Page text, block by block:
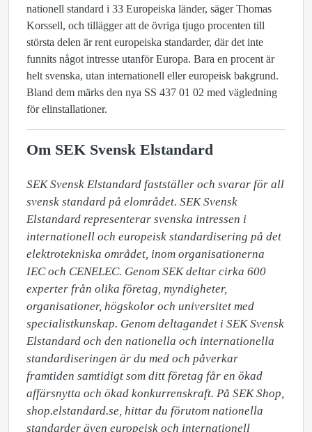
nationell standard i 33 Europeiska länder, säger Thomas
Korssell, och tillägger att de övriga tjugo procenten till
största delen är rent europeiska standarder, där det inte
funnits något intresse utanför Europa. Bara en procent är
helt svenska, utan internationell eller europeisk bakgrund.
Bland dem märks den nya SS 437 01 02 med vägledning
för elinstallationer.
Om SEK Svensk Elstandard
SEK Svensk Elstandard fastställer och svarar för all
svensk standard på elområdet. SEK Svensk
Elstandard representerar svenska intressen i
internationell och europeisk standardisering på det
elektrotekniska området, inom organisationerna
IEC och CENELEC. Genom SEK deltar cirka 600
experter från olika företag, myndigheter,
organisationer, högskolor och universitet med
specialistkunskap. Genom deltagandet i SEK Svensk
Elstandard och den nationella och internationella
standardiseringen är du med och påverkar
framtiden samtidigt som ditt företag får en ökad
affärsnytta och ökad konkurrenskraft. På SEK Shop,
shop.elstandard.se, hittar du förutom nationella
standarder även europeisk och internationell